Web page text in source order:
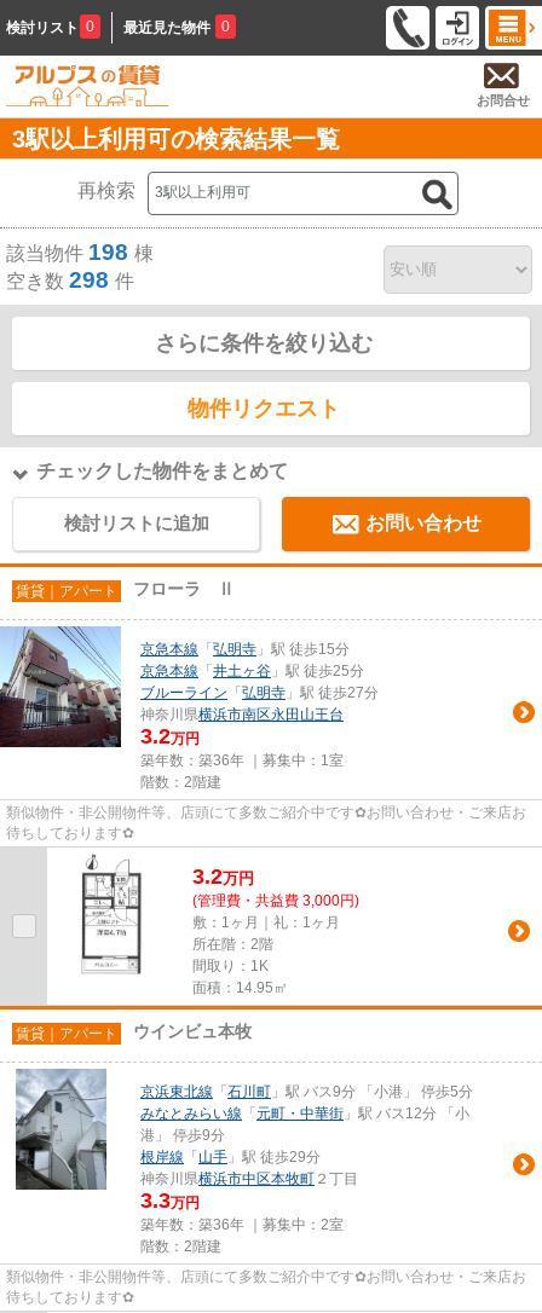
検討リスト 0 最近見た物件 0
お問合せ
3駅以上利用可の検索結果一覧
再検索
該当物件 198 棟
空き数 298 件
さらに条件を絞り込む
物件リクエスト
チェックした物件をまとめて
検討リストに追加 お問い合わせ
賃貸｜アパート フローラ Ⅱ
京急本線 「 弘明寺 」駅 徒歩15分
京急本線 「 井土ヶ谷 」駅 徒歩25分
ブルーライン 「 弘明寺 」駅 徒歩27分
神奈川県横浜市南区永田山王台
3.2万円
築年数：築36年 ｜募集中： 1室
階数：2階建
類似物件・非公開物件等、店頭にて多数ご紹介中です✿お問い合わせ・ご来店お
待ちしております✿
3.2万円
(管理費・共益費 3,000円)
敷：1ヶ月｜礼：1ヶ月
所在階：2階
間取り：1K
面積：14.95㎡
賃貸｜アパート ウインビュ本牧
京浜東北線 「 石川町 」駅 バス9分 「小港」 停歩5分
みなとみらい線 「 元町・中華街 」駅 バス12分 「小
港」 停歩9分
根岸線 「 山手 」駅 徒歩29分
神奈川県横浜市中区本牧町 ２丁目
3.3万円
築年数：築36年 ｜募集中： 2室
階数：2階建
類似物件・非公開物件等、店頭にて多数ご紹介中です✿お問い合わせ・ご来店お
待ちしております✿